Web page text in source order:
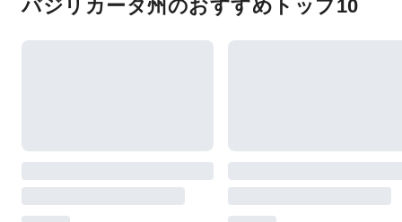
バジリカータ州のおすすめトップ10